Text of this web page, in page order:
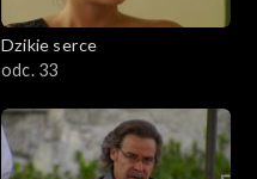
Dzikie serce
odc. 33